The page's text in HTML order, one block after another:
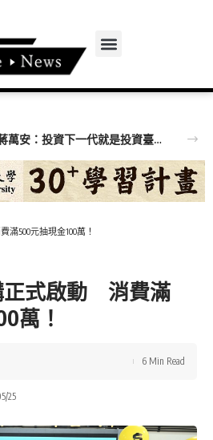
東新國小校舍改建動工 蔣萬安：投資下一代就是投資臺北未來
滿500元抽現金100萬！
正式啟動 消費滿
萬！
25
6 Min Read